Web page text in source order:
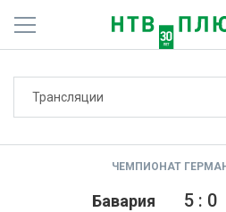
Трансляции
ЧЕМПИОНАТ
Бавария 5: 0